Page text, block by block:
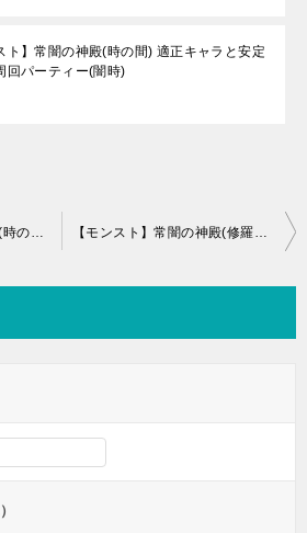
ト】常闇の神殿(時の間) 適正キャラと安定
回パーティー(闇時)
【モンスト】秘泉の神殿(時の間) 適正キャラと安定攻略・周回パーティー(水時) 【モンスト】常闇の神殿(修羅場) 適正キャラと安定攻略・周回パーティー